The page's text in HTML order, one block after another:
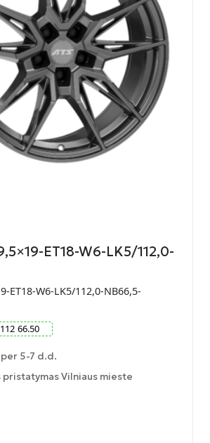
ET18-W6-LK5/112,0-
ET18-W6-LK5/112,0-NB66,5-
112 66.50
5-7 d.d.
pristatymas Vilniaus mieste